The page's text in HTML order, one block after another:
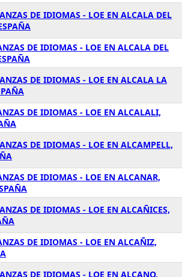
DE IDIOMAS - LOE EN ALCALA DEL
DE IDIOMAS - LOE EN ALCALA DEL
DE IDIOMAS - LOE EN ALCALA LA
DE IDIOMAS - LOE EN ALCALALI,
DE IDIOMAS - LOE EN ALCAMPELL,
DE IDIOMAS - LOE EN ALCANAR,
DE IDIOMAS - LOE EN ALCAÑICES,
DE IDIOMAS - LOE EN ALCAÑIZ,
DE IDIOMAS - LOE EN ALCANO,